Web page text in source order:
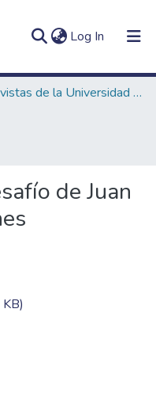
Log In (current)
Revistas de la Universidad FASTA
de Juan